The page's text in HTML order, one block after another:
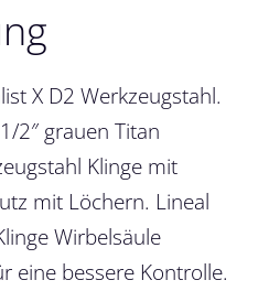
X D2 Werkzeugstahl.
2″ grauen Titan
Klinge mit
mit Löchern. Lineal
Wirbelsäule
eine bessere Kontrolle.